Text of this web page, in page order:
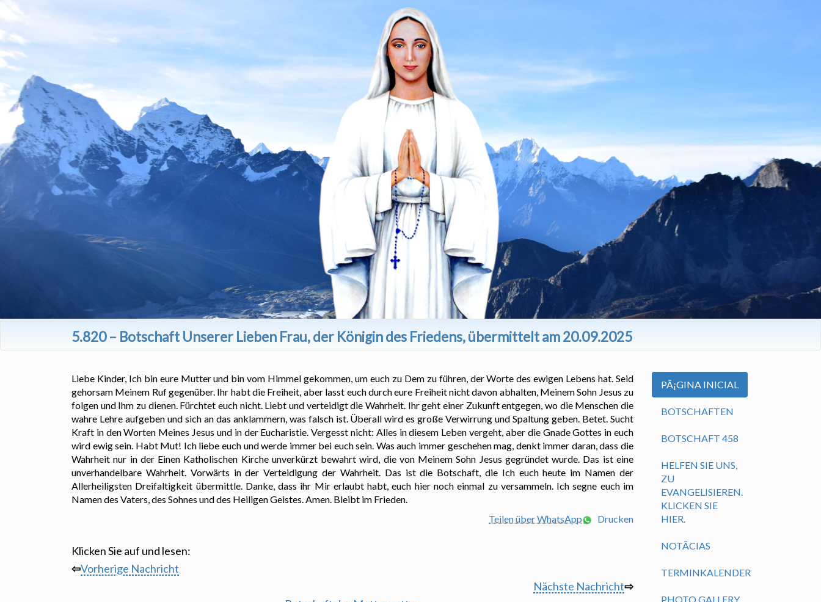
5.820 – Botschaft Unserer Lieben Frau, der Königin des Friedens, übermittelt am 20.09.2025
Liebe Kinder, Ich bin eure Mutter und bin vom Himmel gekommen, um euch zu Dem zu führen, der Worte des ewigen Lebens hat. Seid
gehorsam Meinem Ruf gegenüber. Ihr habt die Freiheit, aber lasst euch durch eure Freiheit nicht davon abhalten, Meinem Sohn Jesus zu
folgen und Ihm zu dienen. Fürchtet euch nicht. Liebt und verteidigt die Wahrheit. Ihr geht einer Zukunft entgegen, wo die Menschen die
wahre Lehre aufgeben und sich an das anklammern, was falsch ist. Überall wird es große Verwirrung und Spaltung geben. Betet. Sucht
Kraft in den Worten Meines Jesus und in der Eucharistie. Vergesst nicht: Alles in diesem Leben vergeht, aber die Gnade Gottes in euch
wird ewig sein. Habt Mut! Ich liebe euch und werde immer bei euch sein. Was auch immer geschehen mag, denkt immer daran, dass die
Wahrheit nur in der Einen Katholischen Kirche unverkürzt bewahrt wird, die von Meinem Sohn Jesus gegründet wurde. Das ist eine
unverhandelbare Wahrheit. Vorwärts in der Verteidigung der Wahrheit. Das ist die Botschaft, die Ich euch heute im Namen der
Allerheiligsten Dreifaltigkeit übermittle. Danke, dass ihr Mir erlaubt habt, euch hier noch einmal zu versammeln. Ich segne euch im
Namen des Vaters, des Sohnes und des Heiligen Geistes. Amen. Bleibt im Frieden.
Teilen über WhatsApp
Drucken
Klicken Sie auf und lesen:
⇦Vorherige Nachricht
Nächste Nachricht⇨
PÃ¡GINA INICIAL
BOTSCHAFTEN
BOTSCHAFT 458
HELFEN SIE UNS,
ZU
EVANGELISIEREN.
KLICKEN SIE
HIER.
NOTÃ­CIAS
TERMINKALENDER
PHOTO GALLERY